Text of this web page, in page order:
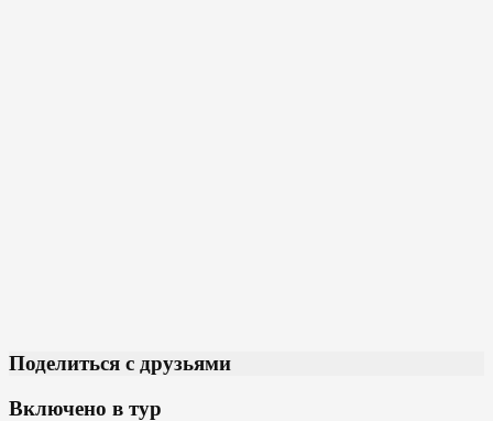
Поделиться с друзьями
Включено в тур